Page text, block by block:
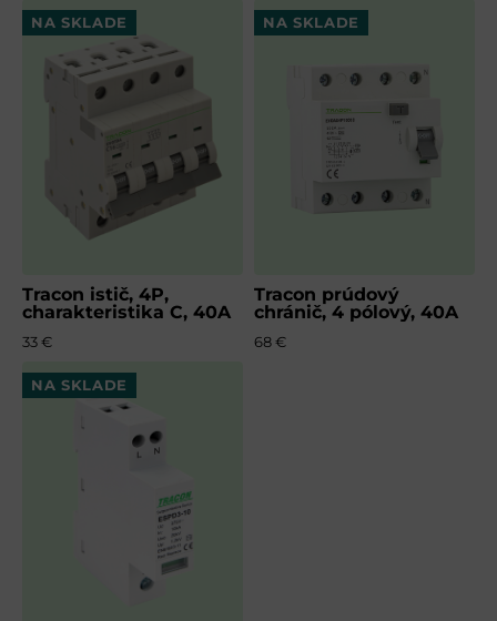
Tracon istič, 4P,
charakteristika C, 40A
33 €
NA SKLADE
Tracon prúdový
chránič, 4 pólový, 40A
68 €
NA SKLADE
NA SKLADE